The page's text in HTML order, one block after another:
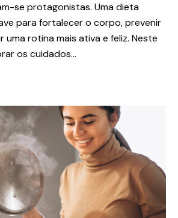
se protagonistas. Uma dieta
para fortalecer o corpo, prevenir
uma rotina mais ativa e feliz. Neste
os cuidados…